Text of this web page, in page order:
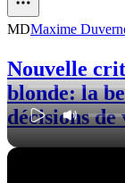
MDMaxime
Nouvelle
blonde: la
décisions de
"Une